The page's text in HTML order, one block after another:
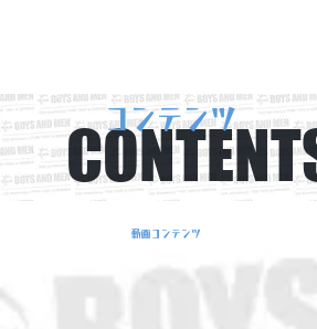
コンテンツ
動画コンテンツ